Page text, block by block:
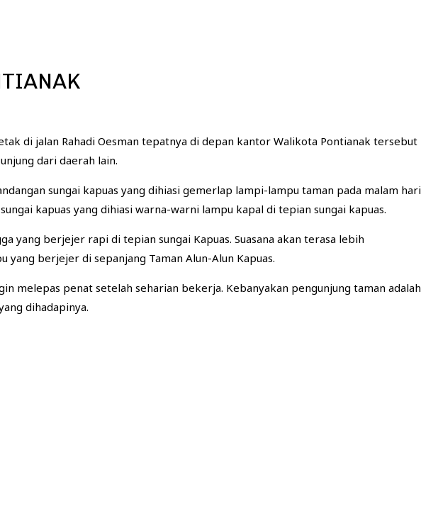
di jalan Rahadi Oesman tepatnya di depan kantor Walikota Pontianak tersebut
dari daerah lain.
sungai kapuas yang dihiasi gemerlap lampi-lampu taman pada malam hari
kapuas yang dihiasi warna-warni lampu kapal di tepian sungai kapuas.
yang berjejer rapi di tepian sungai Kapuas. Suasana akan terasa lebih
berjejer di sepanjang Taman Alun-Alun Kapuas.
melepas penat setelah seharian bekerja. Kebanyakan pengunjung taman adalah
dihadapinya.